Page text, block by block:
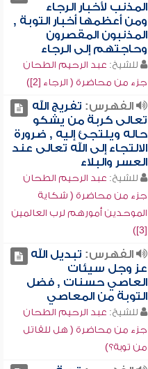
المذنب لأخبار الرجاء
ومن أعظمها أخبار التوبة ,
المذنبون المقصرون
وحاجتهم إلى الرجاء
للشيخ: عبد الرحيم الطحان
جزء من محاضرة ( الرجاء [2])
الفهرس: تفريج الله
تعالى كربة من يشكو
حاله ويلتجئ إليه , ضرورة
الالتجاء إلى الله تعالى عند
العسر والبلاء
للشيخ: عبد الرحيم الطحان
جزء من محاضرة ( شكاية
الموحدين أمورهم لرب العالمين
[3])
الفهرس: تبديل الله
عز وجل سيئات
العاصي حسنات , فضل
التوبة من المعاصي
للشيخ: عبد الرحيم الطحان
جزء من محاضرة ( هل للقاتل
من توبة؟)